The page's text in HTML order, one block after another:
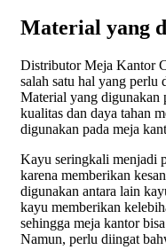
Material yang
Distributor Meja Kantor
salah satu hal yang perlu
Material yang digunakan
kualitas dan daya tahan
digunakan pada meja
Kayu seringkali menjadi
karena memberikan
digunakan antara lain
kayu memberikan
sehingga meja kantor
Namun, perlu diingat